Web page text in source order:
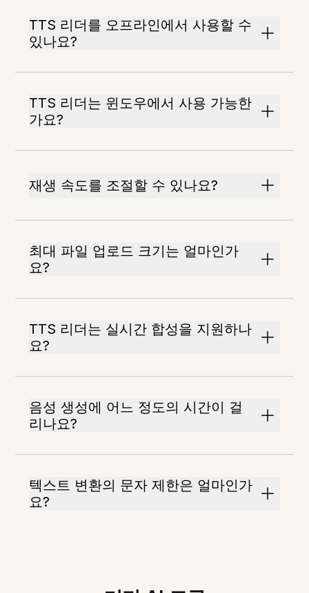
TTS 리더를 오프라인에서 사용할 수
있나요?
TTS 리더는 윈도우에서 사용 가능한
가요?
재생 속도를 조절할 수 있나요?
최대 파일 업로드 크기는 얼마인가
요?
TTS 리더는 실시간 합성을 지원하나
요?
음성 생성에 어느 정도의 시간이 걸
리나요?
텍스트 변환의 문자 제한은 얼마인가
요?